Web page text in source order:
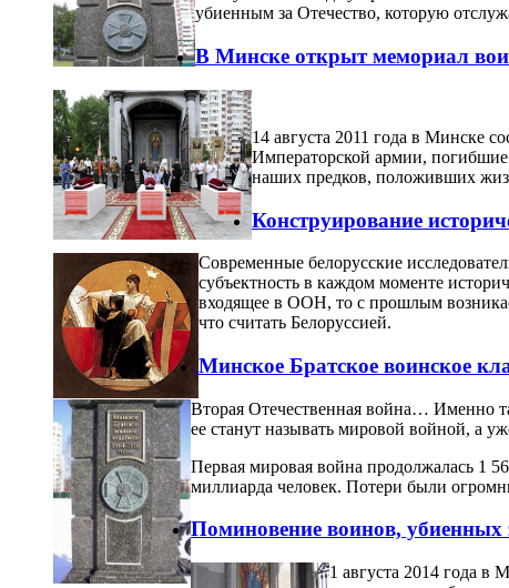
убиенным за Отечество, которую
В Минске открыт мемориал
14 августа 2011 года в Минске
Императорской армии,
наших предков, положивших
Конструирование
Современные белорусские
субъектность в каждом моменте
входящее в ООН, то с прошлым
что считать Белоруссией.
Минское Братское воинское
Вторая Отечественная война… Именно
ее станут называть мировой войной, а
Первая мировая война продолжалась 1
миллиарда человек. Потери были
Поминовение воинов,
1 августа 2014 года в